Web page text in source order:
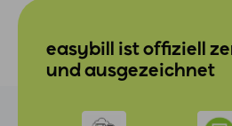
easybill ist offiziell
und ausgezeichnet